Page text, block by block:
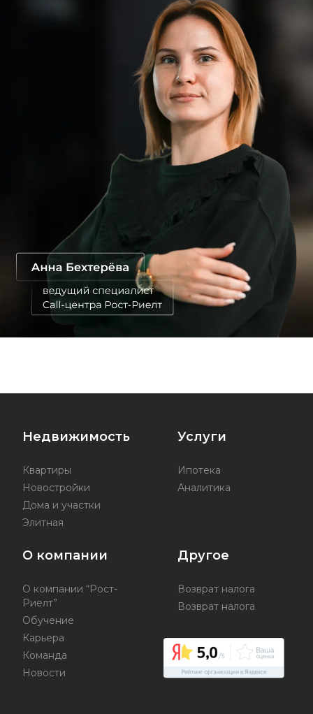
Недвижимость
Квартиры
Новостройки
Дома и участки
Элитная
Услуги
Ипотека
Аналитика
О компании
О компании “Рост-
Риелт”
Обучение
Карьера
Команда
Новости
Другое
Возврат налога
Возврат налога